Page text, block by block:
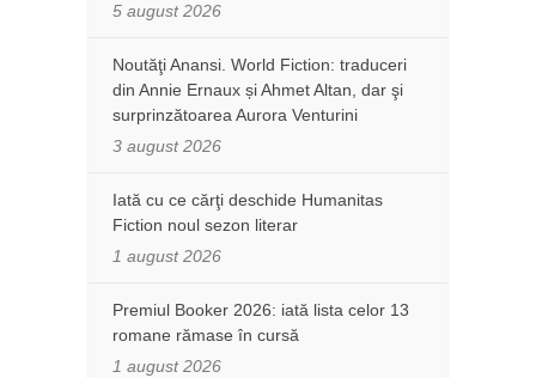
5 august 2026
Noutăţi Anansi. World Fiction: traduceri
din Annie Ernaux și Ahmet Altan, dar şi
surprinzătoarea Aurora Venturini
3 august 2026
Iată cu ce cărţi deschide Humanitas
Fiction noul sezon literar
1 august 2026
Premiul Booker 2026: iată lista celor 13
romane rămase în cursă
1 august 2026